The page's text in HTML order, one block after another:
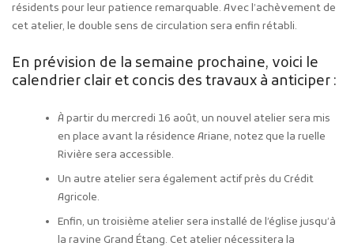
résidents pour leur patience remarquable. Avec l’achèvement de
cet atelier, le double sens de circulation sera enfin rétabli.
En prévision de la semaine prochaine, voici le
calendrier clair et concis des travaux à anticiper :
À partir du mercredi 16 août, un nouvel atelier sera mis
en place avant la résidence Ariane, notez que la ruelle
Rivière sera accessible.
Un autre atelier sera également actif près du Crédit
Agricole.
Enfin, un troisième atelier sera installé de l’église jusqu’à
la ravine Grand Étang. Cet atelier nécessitera la